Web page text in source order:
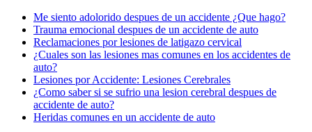
Me siento adolorido despues de un accidente ¿Que hago?
Trauma emocional despues de un accidente de auto
Reclamaciones por lesiones de latigazo cervical
¿Cuales son las lesiones mas comunes en los accidentes de
auto?
Lesiones por Accidente: Lesiones Cerebrales
¿Como saber si se sufrio una lesion cerebral despues de
accidente de auto?
Heridas comunes en un accidente de auto